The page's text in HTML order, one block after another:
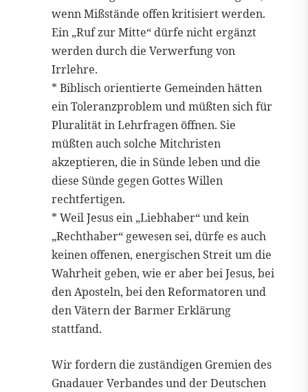
wenn Mißstände offen kritisiert werden.
Ein „Ruf zur Mitte“ dürfe nicht ergänzt
werden durch die Verwerfung von
Irrlehre.
* Biblisch orientierte Gemeinden hätten
ein Toleranzproblem und müßten sich für
Pluralität in Lehrfragen öffnen. Sie
müßten auch solche Mitchristen
akzeptieren, die in Sünde leben und die
diese Sünde gegen Gottes Willen
rechtfertigen.
* Weil Jesus ein „Liebhaber“ und kein
„Rechthaber“ gewesen sei, dürfe es auch
keinen offenen, energischen Streit um die
Wahrheit geben, wie er aber bei Jesus, bei
den Aposteln, bei den Reformatoren und
den Vätern der Barmer Erklärung
stattfand.
Wir fordern die zuständigen Gremien des
Gnadauer Verbandes und der Deutschen